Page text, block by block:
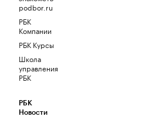
podbor.ru
РБК
Компании
РБК Курсы
Школа
управления
РБК
РБК
Новости